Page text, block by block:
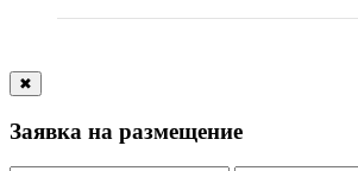
✖
Заявка на размещение